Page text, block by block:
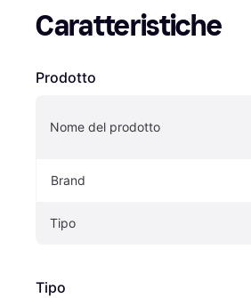
Caratteristiche
Prodotto
Nome del prodotto
Brand
Tipo
Tipo